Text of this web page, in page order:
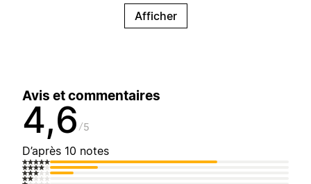
Afficher
Avis et commentaires
4,6 5
D’après 10 notes